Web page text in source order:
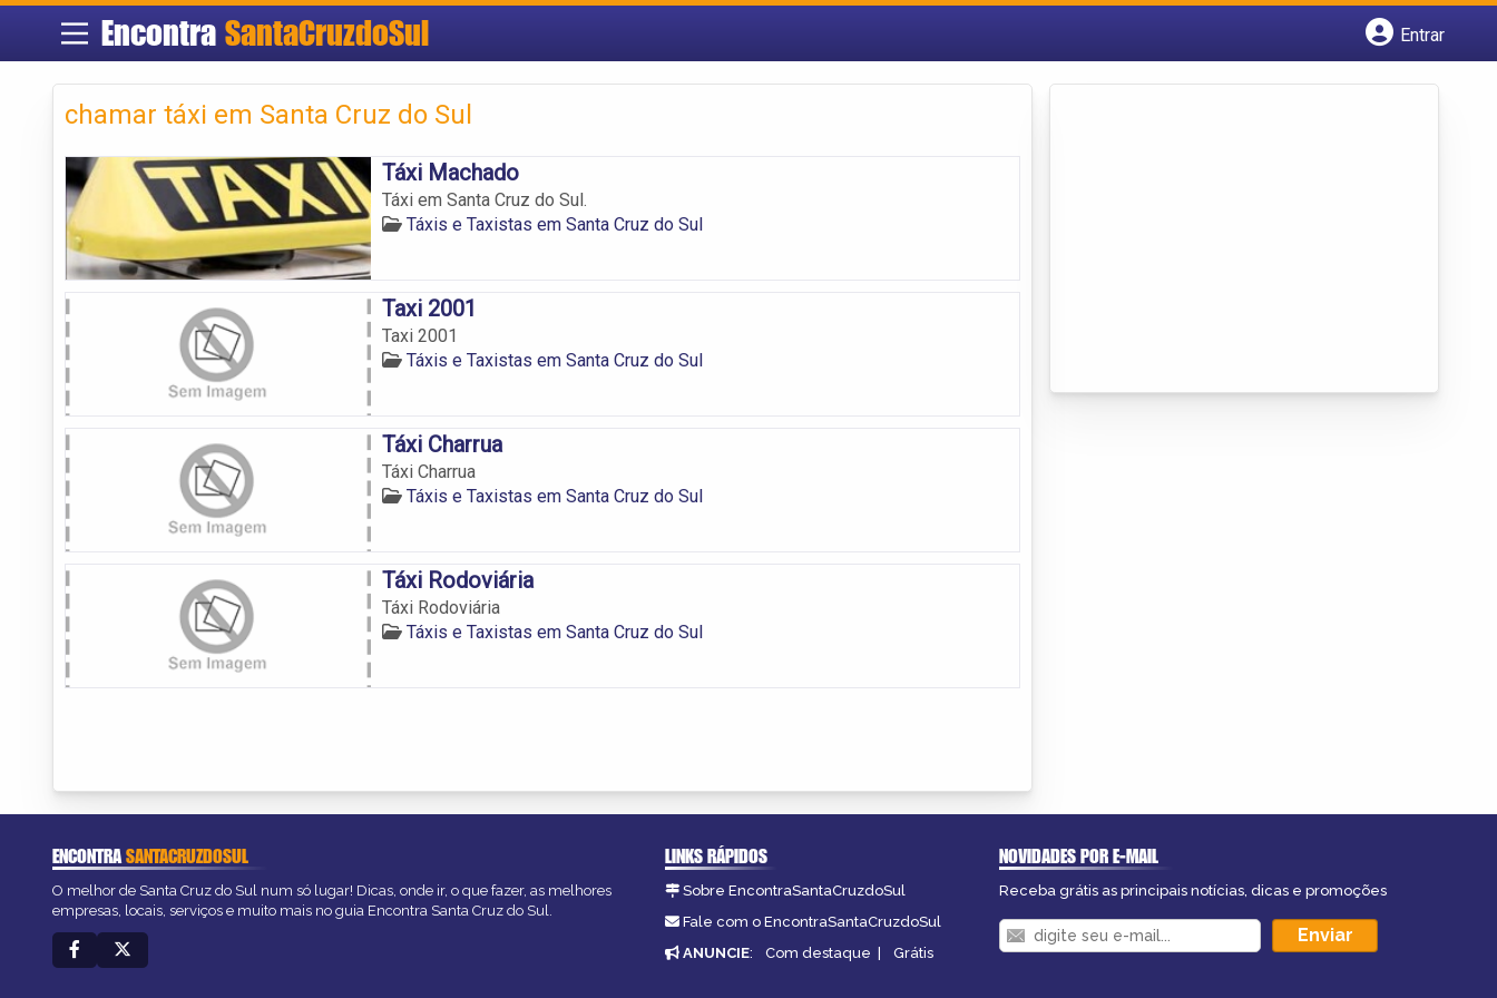
Encontra SantaCruzdoSul
Entrar
chamar táxi em Santa Cruz do Sul
Táxi Machado
Táxi em Santa Cruz do Sul.
Táxis e Taxistas em Santa Cruz do Sul
Taxi 2001
Taxi 2001
Táxis e Taxistas em Santa Cruz do Sul
Táxi Charrua
Táxi Charrua
Táxis e Taxistas em Santa Cruz do Sul
Táxi Rodoviária
Táxi Rodoviária
Táxis e Taxistas em Santa Cruz do Sul
ENCONTRASANTACRUZDOSUL
O melhor de Santa Cruz do Sul num só lugar! Dicas, onde ir, o que fazer, as melhores
empresas, locais, serviços e muito mais no guia Encontra Santa Cruz do Sul.
LINKS RÁPIDOS
Sobre EncontraSantaCruzdoSul
Fale com o EncontraSantaCruzdoSul
ANUNCIE: Com destaque | Grátis
NOVIDADES POR E-MAIL
Receba grátis as principais notícias, dicas e promoções